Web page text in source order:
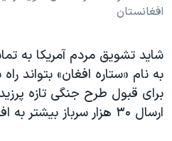
اسرائیل در جنگ
آرشیو پخش زنده
ورزش زنان در ایران
مجموعه مستندهای دادخواهی
تریبونال مردمی آبان ۹۸
دادگاه حمید نوری
زبانهای مختلف
افغانستان
شاید تشویق مردم آمریکا به
به نام «ستاره افغان» بتواند
برای قبول طرح جنگی تازه
ارسال ۳۰ هزار سرباز بیشتر به افغانستان باشد.